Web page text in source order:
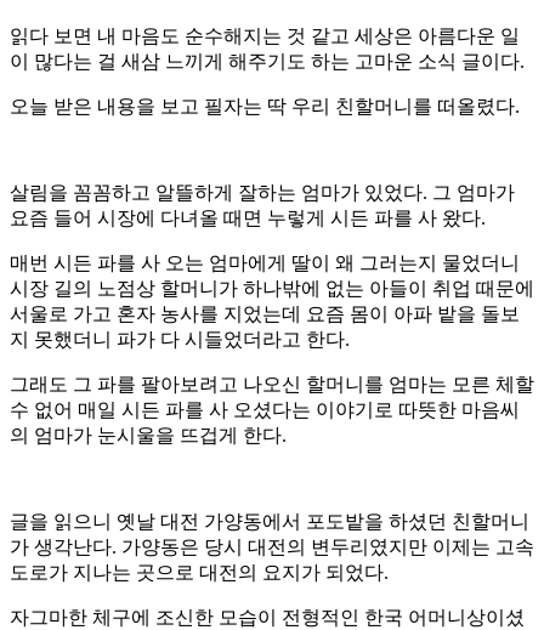
읽다 보면 내 마음도 순수해지는 것 같고 세상은 아름다운 일
이 많다는 걸 새삼 느끼게 해주기도 하는 고마운 소식 글이다.
오늘 받은 내용을 보고 필자는 딱 우리 친할머니를 떠올렸다.
살림을 꼼꼼하고 알뜰하게 잘하는 엄마가 있었다. 그 엄마가
요즘 들어 시장에 다녀올 때면 누렇게 시든 파를 사 왔다.
매번 시든 파를 사 오는 엄마에게 딸이 왜 그러는지 물었더니
시장 길의 노점상 할머니가 하나밖에 없는 아들이 취업 때문에
서울로 가고 혼자 농사를 지었는데 요즘 몸이 아파 밭을 돌보
지 못했더니 파가 다 시들었더라고 한다.
그래도 그 파를 팔아보려고 나오신 할머니를 엄마는 모른 체할
수 없어 매일 시든 파를 사 오셨다는 이야기로 따뜻한 마음씨
의 엄마가 눈시울을 뜨겁게 한다.
글을 읽으니 옛날 대전 가양동에서 포도밭을 하셨던 친할머니
가 생각난다. 가양동은 당시 대전의 변두리였지만 이제는 고속
도로가 지나는 곳으로 대전의 요지가 되었다.
자그마한 체구에 조신한 모습이 전형적인 한국 어머니상이셨